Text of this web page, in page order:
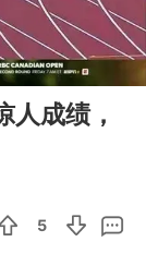
00:26
成绩，
5